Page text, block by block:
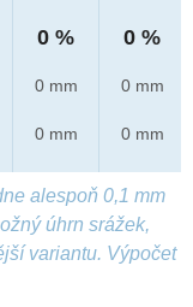
0 %
0 mm
0 mm
0 %
0 mm
0 mm
alespoň 0,1 mm
úhrn srážek,
variantu. Výpočet